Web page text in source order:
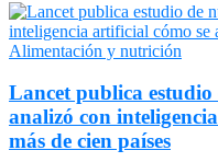
Alimentación y nutrición
Lancet publica
analizó con
más de cien países